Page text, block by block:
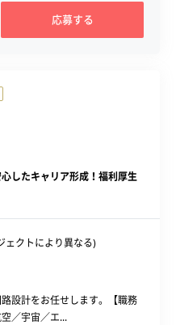
応募する
したキャリア形成！福利厚生
ェクトにより異なる)
設計をお任せします。【職務
／宇宙／エ...